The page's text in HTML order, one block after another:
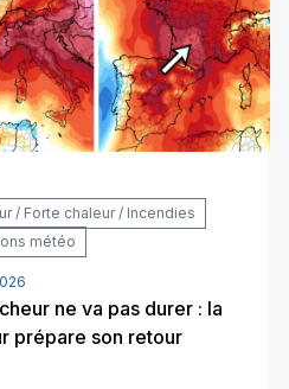
/ Forte chaleur / Incendies
météo
ne va pas durer : la
prépare son retour